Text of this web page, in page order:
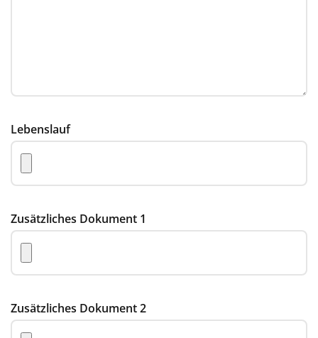
Lebenslauf
Zusätzliches Dokument 1
Zusätzliches Dokument 2